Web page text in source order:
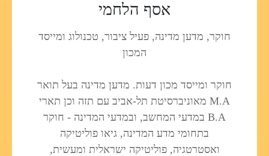
אסף הלחמי
חוקר, מדען מדינה, פעיל ציבור, טכנולוג ומייסד
המכון
חוקר ומייסד מכון דעות. מדען מדינה בעל תואר
M.A מאוניברסיטת תל-אביב עם תזה וכן תארי
B.A במדעי המחשב, ובמדעי המדינה - חוקר
בתחומי מדע המדינה, גיאו פוליטיקה
ואסטרטגיה, פוליטיקה ישראלית ומעשית,